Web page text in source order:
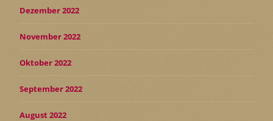
Dezember 2022
November 2022
Oktober 2022
September 2022
August 2022